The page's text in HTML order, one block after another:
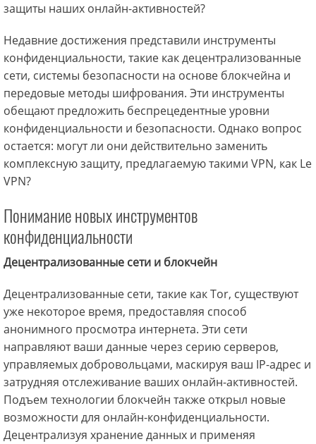
защиты наших онлайн-активностей?
Недавние достижения представили инструменты
конфиденциальности, такие как децентрализованные
сети, системы безопасности на основе блокчейна и
передовые методы шифрования. Эти инструменты
обещают предложить беспрецедентные уровни
конфиденциальности и безопасности. Однако вопрос
остается: могут ли они действительно заменить
комплексную защиту, предлагаемую такими VPN, как Le
VPN?
Понимание новых инструментов
конфиденциальности
Децентрализованные сети и блокчейн
Децентрализованные сети, такие как Tor, существуют
уже некоторое время, предоставляя способ
анонимного просмотра интернета. Эти сети
направляют ваши данные через серию серверов,
управляемых добровольцами, маскируя ваш IP-адрес и
затрудняя отслеживание ваших онлайн-активностей.
Подъем технологии блокчейн также открыл новые
возможности для онлайн-конфиденциальности.
Децентрализуя хранение данных и применяя